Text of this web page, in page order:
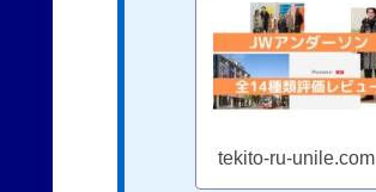
tekito-ru-unile.com